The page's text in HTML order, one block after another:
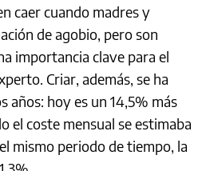
caer cuando madres y
de agobio, pero son
importancia clave para el
Criar, además, se ha
años: hoy es un 14,5% más
el coste mensual se estimaba
mismo periodo de tiempo, la